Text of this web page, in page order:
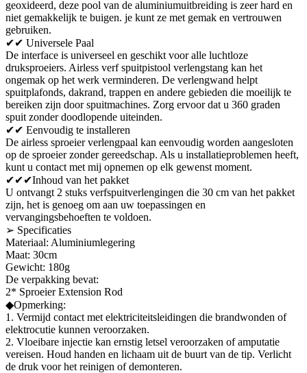
geoxideerd, deze pool van de aluminiumuitbreiding is zeer hard en
niet gemakkelijk te buigen. je kunt ze met gemak en vertrouwen
gebruiken.
✔✔ Universele Paal
De interface is universeel en geschikt voor alle luchtloze
druksproeiers. Airless verf spuitpistool verlengstang kan het
ongemak op het werk verminderen. De verlengwand helpt
spuitplafonds, dakrand, trappen en andere gebieden die moeilijk te
bereiken zijn door spuitmachines. Zorg ervoor dat u 360 graden
spuit zonder doodlopende uiteinden.
✔✔ Eenvoudig te installeren
De airless sproeier verlengpaal kan eenvoudig worden aangesloten
op de sproeier zonder gereedschap. Als u installatieproblemen heeft,
kunt u contact met mij opnemen op elk gewenst moment.
✔✔✔Inhoud van het pakket
U ontvangt 2 stuks verfspuitverlengingen die 30 cm van het pakket
zijn, het is genoeg om aan uw toepassingen en
vervangingsbehoeften te voldoen.
➢ Specificaties
Materiaal: Aluminiumlegering
Maat: 30cm
Gewicht: 180g
De verpakking bevat:
2* Sproeier Extension Rod
◆Opmerking:
1. Vermijd contact met elektriciteitsleidingen die brandwonden of
elektrocutie kunnen veroorzaken.
2. Vloeibare injectie kan ernstig letsel veroorzaken of amputatie
vereisen. Houd handen en lichaam uit de buurt van de tip. Verlicht
de druk voor het reinigen of demonteren.